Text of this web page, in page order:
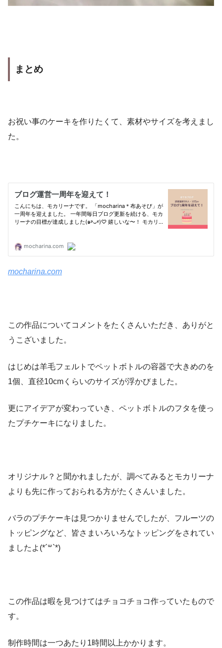
まとめ
お祝い事のケーキを作りたくて、素材やサイズを考えまし
た。
mocharina.com
この作品についてコメントをたくさんいただき、ありがと
うこざいました。
はじめは羊毛フェルトでペットボトルの容器で大きめのを
1個、直径10cmくらいのサイズが浮かびました。
更にアイデアが変わっていき、ペットボトルのフタを使っ
たプチケーキになりました。
オリジナル？と聞かれましたが、調べてみるとモカリーナ
よりも先に作っておられる方がたくさんいました。
バラのプチケーキは見つかりませんでしたが、フルーツの
トッピングなど、皆さまいろいろなトッピングをされてい
ましたよ(*´꒳`*)
この作品は暇を見つけてはチョコチョコ作っていたもので
す。
制作時間は一つあたり1時間以上かかります。